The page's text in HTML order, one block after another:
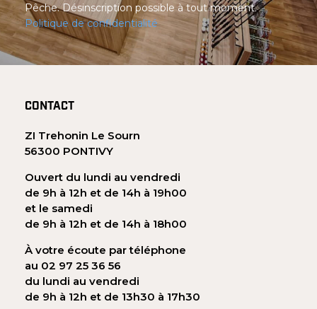
Pêche. Désinscription possible à tout moment.
Politique de confidentialité
CONTACT
ZI Trehonin Le Sourn
56300 PONTIVY
Ouvert du lundi au vendredi
de 9h à 12h et de 14h à 19h00
et le samedi
de 9h à 12h et de 14h à 18h00
À votre écoute par téléphone
au 02 97 25 36 56
du lundi au vendredi
de 9h à 12h et de 13h30 à 17h30